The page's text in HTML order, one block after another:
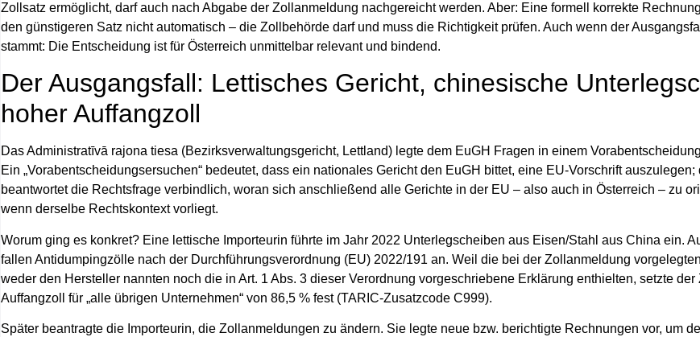
Zollsatz ermöglicht, darf auch nach Abgabe der Zollanmeldung nachgereicht werden. Aber: Eine formell korrekte
den günstigeren Satz nicht automatisch – die Zollbehörde darf und muss die Richtigkeit prüfen. Auch wenn der
stammt: Die Entscheidung ist für Österreich unmittelbar relevant und bindend.
Der Ausgangsfall: Lettisches Gericht, chinesische
hoher Auffangzoll
Das Administratīvā rajona tiesa (Bezirksverwaltungsgericht, Lettland) legte dem EuGH Fragen in einem
Ein „Vorabentscheidungsersuchen“ bedeutet, dass ein nationales Gericht den EuGH bittet, eine EU‑Vorschrift auszulegen;
beantwortet die Rechtsfrage verbindlich, woran sich anschließend alle Gerichte in der EU – also auch in Österreich – zu
wenn derselbe Rechtskontext vorliegt.
Worum ging es konkret? Eine lettische Importeurin führte im Jahr 2022 Unterlegscheiben aus Eisen/Stahl aus China ein.
fallen Antidumpingzölle nach der Durchführungsverordnung (EU) 2022/191 an. Weil die bei der Zollanmeldung
weder den Hersteller nannten noch die in Art. 1 Abs. 3 dieser Verordnung vorgeschriebene Erklärung enthielten, setzte der
Auffangzoll für „alle übrigen Unternehmen“ von 86,5 % fest (TARIC‑Zusatzcode C999).
Später beantragte die Importeurin, die Zollanmeldungen zu ändern. Sie legte neue bzw. berichtigte Rechnungen vor, um